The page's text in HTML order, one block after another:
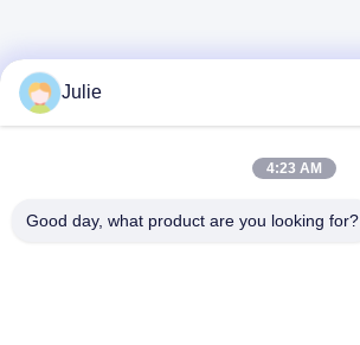
Julie
4:23 AM
Good day, what product are you looking for?